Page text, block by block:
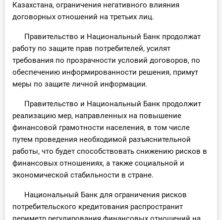
Казахстана, ограничения негативного влияния
договорных отношений на третьих лиц.
Правительство и Национальный Банк продолжат
работу по защите прав потребителей, усилят
требования по прозрачности условий договоров, по
обеспечению информированности решения, примут
меры по защите личной информации.
Правительство и Национальный Банк продолжит
реализацию мер, направленных на повышение
финансовой грамотности населения, в том числе
путем проведения необходимой разъяснительной
работы, что будет способствовать снижению рисков в
финансовых отношениях, а также социальной и
экономической стабильности в стране.
Национальный Банк для ограничения рисков
потребительского кредитования распространит